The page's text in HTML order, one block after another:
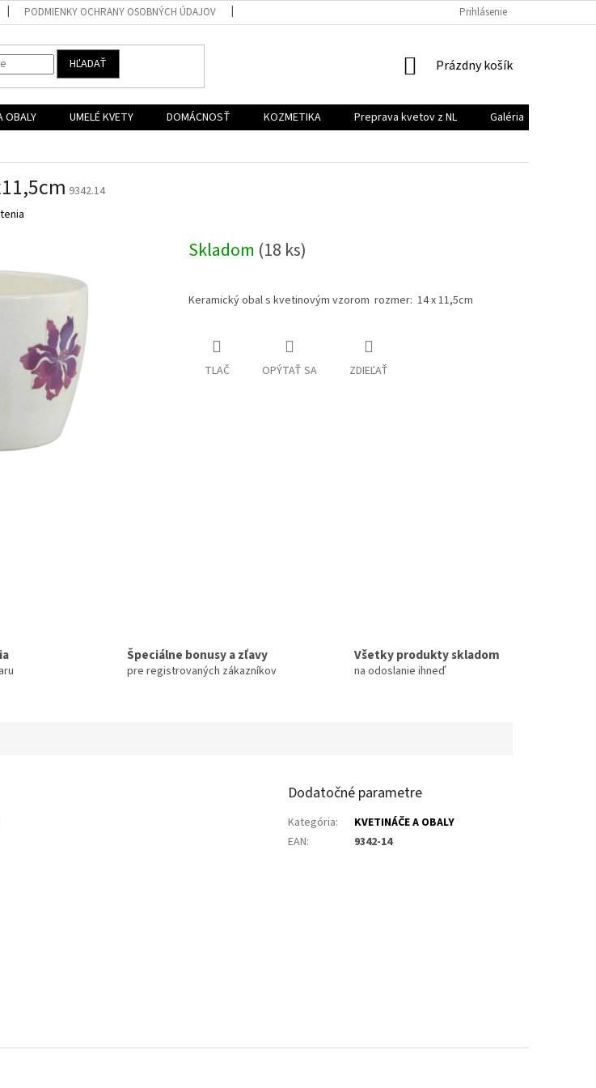
PODMIENKY OCHRANY OSOBNÝCH ÚDAJOV KONTAKT
Prihlásenie
HĽADAŤ
NÁKUPNÝ
Prázdny košík
OBALY UMELÉ KVETY DOMÁCNOSŤ KOZMETIKA Preprava kvetov z NL Galéria
9342.14
Skladom (18 ks)
Keramický obal s kvetinovým vzorom rozmer: 14 x 11,5cm
TLAČ OPÝTAŤ SA ZDIEĽAŤ
Špeciálne bonusy a zľavy
pre registrovaných zákazníkov
Všetky produkty skladom
na odoslanie ihneď
Dodatočné parametre
Kategória:
KVETINÁČE A OBALY
EAN: 9342-14